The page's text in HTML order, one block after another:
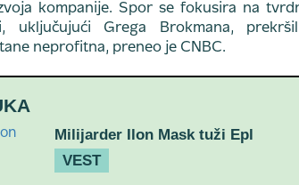
kompanije. Spor se fokusira na
uključujući Grega Brokmana,
neprofitna, preneo je CNBC.
Milijarder Ilon Mask tuži Epl
VEST